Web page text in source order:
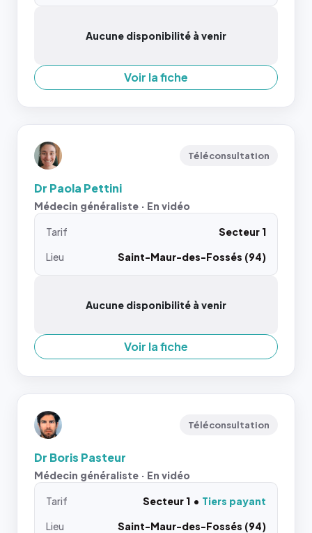
Aucune disponibilité à venir
Voir la fiche
Téléconsultation
Dr Paola Pettini
Médecin généraliste · En vidéo
Tarif
Secteur 1
Lieu
Saint-Maur-des-Fossés (94)
Aucune disponibilité à venir
Voir la fiche
Téléconsultation
Dr Boris Pasteur
Médecin généraliste · En vidéo
Tarif Secteur 1
Tiers payant
Lieu
Saint-Maur-des-Fossés (94)